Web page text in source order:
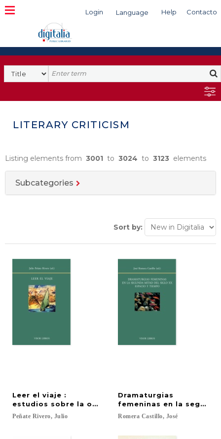
Login Language Help Contacto
Search
LITERARY CRITICISM
Listing elements from 3001 to 3024 to 3123 elements
Subcategories
Sort by:
Leer el viaje :
estudios sobre la obra de Javier Reverte
Peñate Rivero, Julio
Dramaturgias
femeninas en la
Romera Castillo, José